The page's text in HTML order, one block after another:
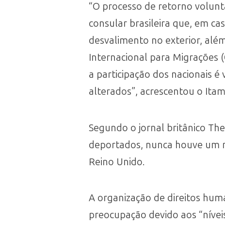
“O processo de retorno
consular brasileira que, em
desvalimento no exterior,
Internacional para Migrações
a participação dos nacionais
alterados”, acrescentou o
Segundo o jornal britânico
deportados, nunca houve um
Reino Unido.
A organização de direitos
preocupação devido aos